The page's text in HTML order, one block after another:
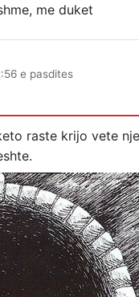
me duket
e pasdites
raste krijo vete